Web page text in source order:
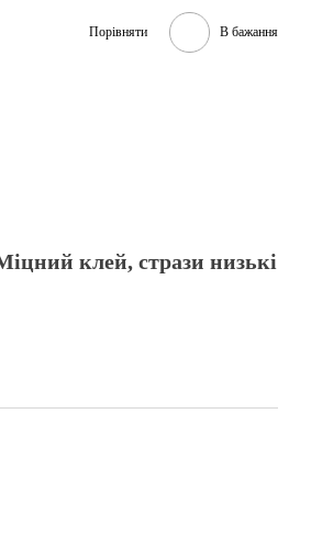
Порівняти В бажання
клей, стрази низькі